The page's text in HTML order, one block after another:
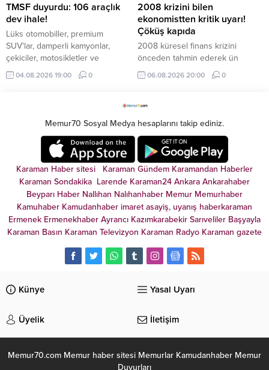
TMSF duyurdu: 106 araçlık
dev ihale!
Lüks otomobiller, premium
SUV'lar, damperli kamyonlar,
çekiciler, motosikletler ve
ekonomik binek araçlar ihalede
alıcılarını bekliyor. İşte detaylar...
04.08.2026 19:00 0
2008 krizini bilen
ekonomistten kritik uyarı!
Çöküş kapıda
2008 küresel finans krizini
önceden tahmin ederek ün
kazanan yatırımcı Michael Burry,
ABD borsalarındaki yükselişe
yaklaştığını savundu. İşte
detaylar...
06.08.2026 20:00 0
Memur70 Sosyal Medya hesaplarını takip ediniz.
Karaman Haber sitesi Karaman Gündem Karamandan Haberler
Karaman Sondakika Larende Karaman24 Ankara Ankarahaber
Beyparı Haber Nallıhan Nalıhanhaber Memur Memurhaber
Kamuhaber Kamudanhaber imaret asayiş, uyanış haberkaraman
Ermenek Ermenekhaber Ayrancı Kazımkarabekir Sarıveliler Başyayla
Karaman Basın Karaman Televizyon Karaman Radyo Karaman gazete
Künye Yasal Uyarı
Üyelik İletişim
Memur70.com Memur haber sitesi Memurlar Kamudanhaber Memur
Duyurları